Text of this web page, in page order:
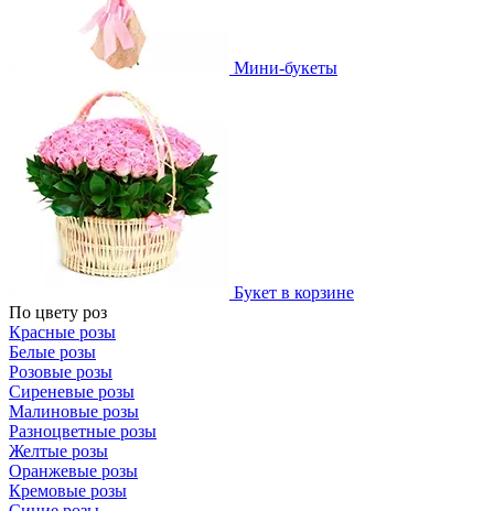
Мини-букеты
Букет в корзине
По цвету роз
Красные розы
Белые розы
Розовые розы
Сиреневые розы
Малиновые розы
Разноцветные розы
Желтые розы
Оранжевые розы
Кремовые розы